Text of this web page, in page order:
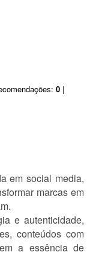
0 |
em social media,
marcas em
e autenticidade,
conteúdos com
a essência de